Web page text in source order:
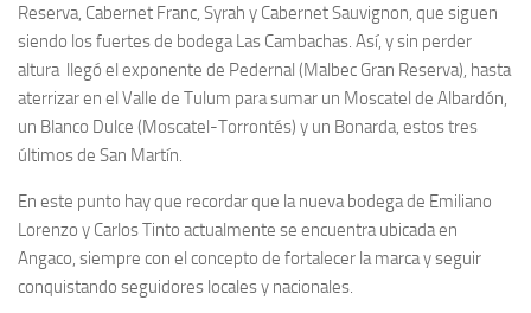
Reserva, Cabernet Franc, Syrah y Cabernet Sauvignon, que siguen
siendo los fuertes de bodega Las Cambachas. Así, y sin perder
altura llegó el exponente de Pedernal (Malbec Gran Reserva), hasta
aterrizar en el Valle de Tulum para sumar un Moscatel de Albardón,
un Blanco Dulce (Moscatel-Torrontés) y un Bonarda, estos tres
últimos de San Martín.
En este punto hay que recordar que la nueva bodega de Emiliano
Lorenzo y Carlos Tinto actualmente se encuentra ubicada en
Angaco, siempre con el concepto de fortalecer la marca y seguir
conquistando seguidores locales y nacionales.